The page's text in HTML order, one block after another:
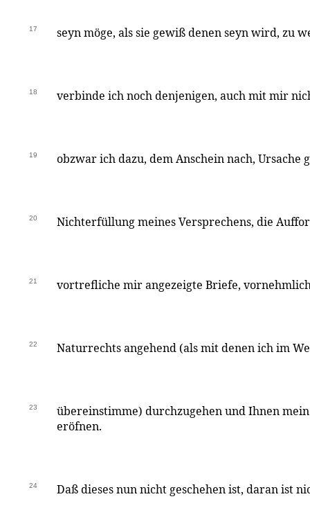
17 seyn möge, als sie gewiß denen seyn wird, zu
18 verbinde ich noch denjenigen, auch mit mir
19 obzwar ich dazu, dem Anschein nach, Ursache
20 Nichterfüllung meines Versprechens, die
21 vortrefliche mir angezeigte Briefe,
22 Naturrechts angehend (als mit denen ich im
23
übereinstimme) durchzugehen und Ihnen
eröfnen.
24 Daß dieses nun nicht geschehen ist, daran ist